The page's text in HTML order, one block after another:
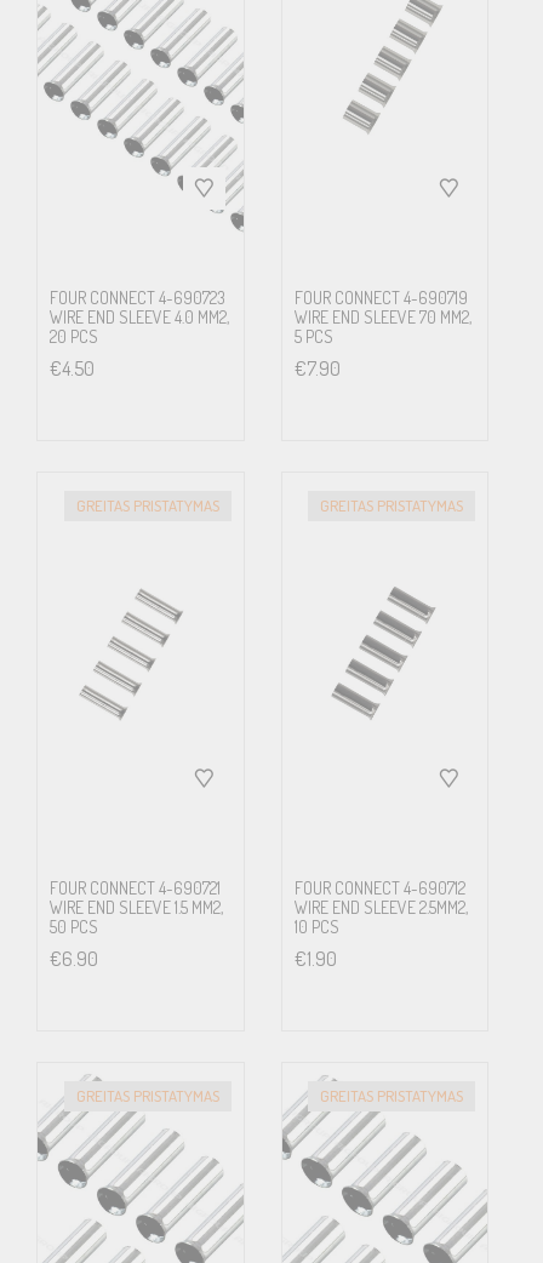
FOUR CONNECT 4-690723
WIRE END SLEEVE 4.0 MM2,
20 PCS
€4.50
FOUR CONNECT 4-690719
WIRE END SLEEVE 70 MM2,
5 PCS
€7.90
GREITAS PRISTATYMAS
FOUR CONNECT 4-690721
WIRE END SLEEVE 1.5 MM2,
50 PCS
€6.90
GREITAS PRISTATYMAS
FOUR CONNECT 4-690712
WIRE END SLEEVE 2.5MM2,
10 PCS
€1.90
GREITAS PRISTATYMAS GREITAS PRISTATYMAS